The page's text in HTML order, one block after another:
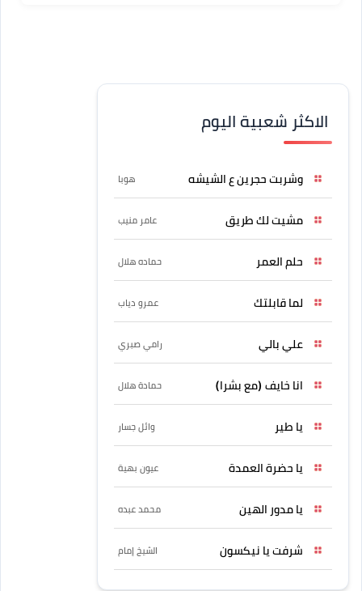
الاكثر شعبية اليوم
وشربت حجرين ع الشيشه هوبا
مشيت لك طريق عامر منيب
حلم العمر حماده هلال
لما قابلتك عمرو دياب
علي بالي رامي صبري
انا خايف (مع بشرا) حمادة هلال
يا طير وائل جسار
يا حضرة العمدة عيون بهية
يا مدور الهين محمد عبده
شرفت يا نيكسون الشيخ إمام